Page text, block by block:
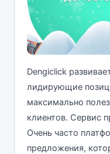
Dengiclick
лидирующие
максимально
клиентов. Сервис
Очень часто
предложения,